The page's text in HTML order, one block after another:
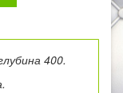
400.